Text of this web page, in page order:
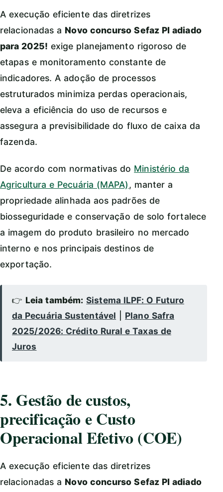
A execução eficiente das diretrizes
relacionadas a Novo concurso Sefaz PI adiado
para 2025! exige planejamento rigoroso de
etapas e monitoramento constante de
indicadores. A adoção de processos
estruturados minimiza perdas operacionais,
eleva a eficiência do uso de recursos e
assegura a previsibilidade do fluxo de caixa da
fazenda.
De acordo com normativas do Ministério da
Agricultura e Pecuária (MAPA), manter a
propriedade alinhada aos padrões de
biosseguridade e conservação de solo fortalece
a imagem do produto brasileiro no mercado
interno e nos principais destinos de
exportação.
👉 Leia também: Sistema ILPF: O Futuro
da Pecuária Sustentável
Plano Safra
2025/2026: Crédito Rural e Taxas de
Juros
5. Gestão de custos,
precificação e Custo
Operacional Efetivo (COE)
A execução eficiente das diretrizes
relacionadas a Novo concurso Sefaz PI adiado